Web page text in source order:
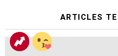
ARTICLES